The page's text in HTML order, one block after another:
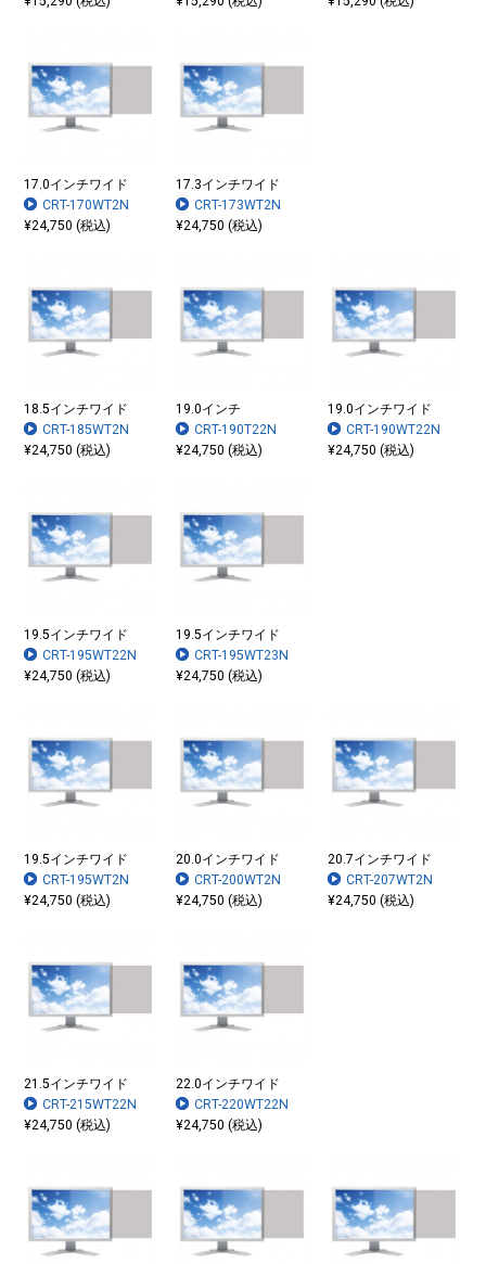
17.0インチワイド
CRT-170WT2N
¥24,750 (税込)
17.3インチワイド
CRT-173WT2N
¥24,750 (税込)
18.5インチワイド
CRT-185WT2N
¥24,750 (税込)
19.0インチ
CRT-190T22N
¥24,750 (税込)
19.0インチワイド
CRT-190WT22N
¥24,750 (税込)
19.5インチワイド
CRT-195WT22N
¥24,750 (税込)
19.5インチワイド
CRT-195WT23N
¥24,750 (税込)
19.5インチワイド
CRT-195WT2N
¥24,750 (税込)
20.0インチワイド
CRT-200WT2N
¥24,750 (税込)
20.7インチワイド
CRT-207WT2N
¥24,750 (税込)
21.5インチワイド
CRT-215WT22N
¥24,750 (税込)
22.0インチワイド
CRT-220WT22N
¥24,750 (税込)